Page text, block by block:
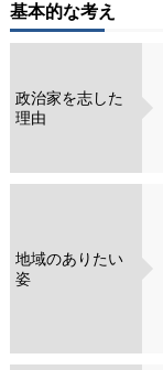
基本的な考え
政治家を志した
理由
地域のありたい
姿